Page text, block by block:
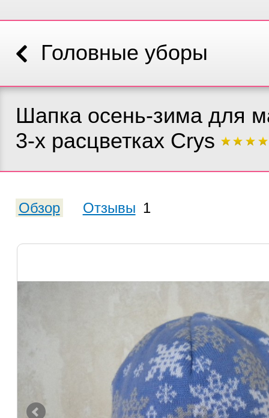
Головные уборы
Шапка осень-зима для
3-х расцветках Crys
Обзор Отзывы 1